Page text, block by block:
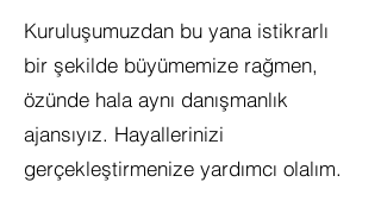
Kuruluşumuzdan bu yana istikrarlı
bir şekilde büyümemize rağmen,
özünde hala aynı danışmanlık
ajansıyız. Hayallerinizi
gerçekleştirmenize yardımcı olalım.